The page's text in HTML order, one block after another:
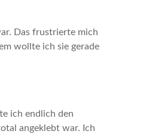
Das frustrierte mich
wollte ich sie gerade
ich endlich den
angeklebt war. Ich